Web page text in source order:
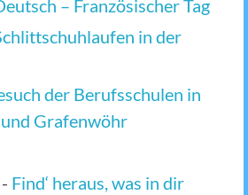
– Französischer Tag
in der
der Berufsschulen in
Grafenwöhr
- Find‘ heraus, was in dir